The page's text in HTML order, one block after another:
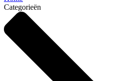
Categorieën